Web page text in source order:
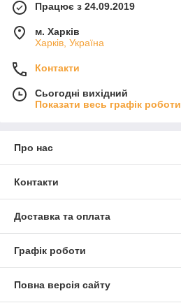
Працює з 24.09.2019
м. Харків
Харків, Україна
Контакти
Сьогодні вихідний
Показати весь графік роботи
Про нас
Контакти
Доставка та оплата
Графік роботи
Повна версія сайту